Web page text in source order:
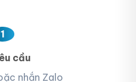
1
cầu
nhắn Zalo